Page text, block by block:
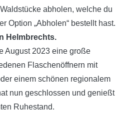
abholen, welche du
Option „Abholen“ bestellt hast.
Helmbrechts.
August 2023 eine große
Flaschenöffnern mit
einem schönen regionalem
nun geschlossen und genießt
Ruhestand.